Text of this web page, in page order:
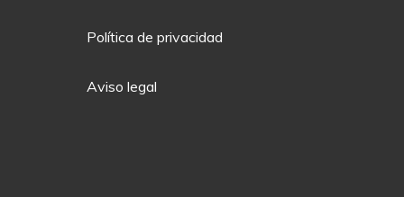
Política de privacidad
Aviso legal